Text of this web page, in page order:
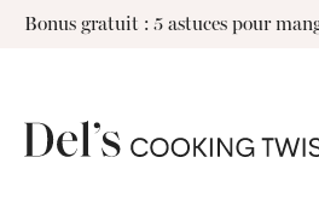
SkipBonus gratuit : 5 astuces pour